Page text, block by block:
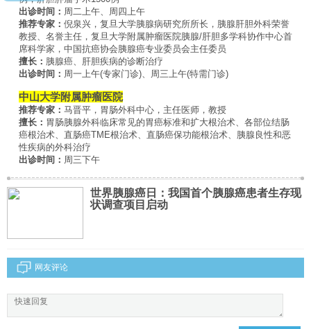
出诊时间： 周二上午、周四上午
推荐专家： 倪泉兴，复旦大学胰腺病研究所所长，胰腺肝胆外科荣誉
教授、名誉主任，复旦大学附属肿瘤医院胰腺/肝胆多学科协作中心首
席科学家，中国抗癌协会胰腺癌专业委员会主任委员
擅长： 胰腺癌、肝胆疾病的诊断治疗
出诊时间： 周一上午(专家门诊)、周三上午(特需门诊)
中山大学附属肿瘤医院
推荐专家： 马晋平，胃肠外科中心，主任医师，教授
擅长： 胃肠胰腺外科临床常见的胃癌标准和扩大根治术、各部位结肠
癌根治术、直肠癌TME根治术、直肠癌保功能根治术、胰腺良性和恶
性疾病的外科治疗
出诊时间： 周三下午
世界胰腺癌日：我国首个胰腺癌患者生存现
状调查项目启动
网友评论